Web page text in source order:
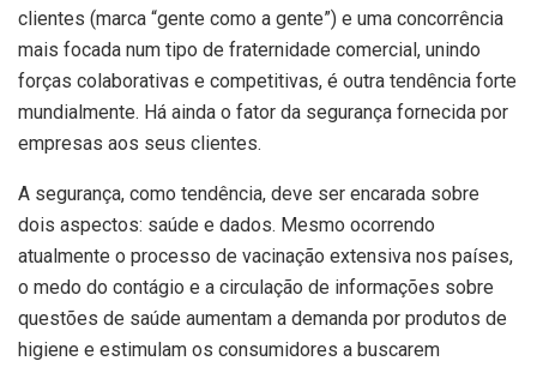
clientes (marca “gente como a gente”) e uma concorrência
mais focada num tipo de fraternidade comercial, unindo
forças colaborativas e competitivas, é outra tendência forte
mundialmente. Há ainda o fator da segurança fornecida por
empresas aos seus clientes.
A segurança, como tendência, deve ser encarada sobre
dois aspectos: saúde e dados. Mesmo ocorrendo
atualmente o processo de vacinação extensiva nos países,
o medo do contágio e a circulação de informações sobre
questões de saúde aumentam a demanda por produtos de
higiene e estimulam os consumidores a buscarem